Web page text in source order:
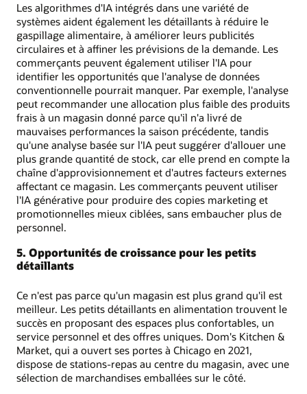
Les algorithmes d'IA intégrés dans une variété de
systèmes aident également les détaillants à réduire le
gaspillage alimentaire, à améliorer leurs publicités
circulaires et à affiner les prévisions de la demande. Les
commerçants peuvent également utiliser l'IA pour
identifier les opportunités que l'analyse de données
conventionnelle pourrait manquer. Par exemple, l'analyse
peut recommander une allocation plus faible des produits
frais à un magasin donné parce qu'il n'a livré de
mauvaises performances la saison précédente, tandis
qu'une analyse basée sur l'IA peut suggérer d'allouer une
plus grande quantité de stock, car elle prend en compte la
chaîne d'approvisionnement et d'autres facteurs externes
affectant ce magasin. Les commerçants peuvent utiliser
l'IA générative pour produire des copies marketing et
promotionnelles mieux ciblées, sans embaucher plus de
personnel.
5. Opportunités de croissance pour les petits
détaillants
Ce n'est pas parce qu'un magasin est plus grand qu'il est
meilleur. Les petits détaillants en alimentation trouvent le
succès en proposant des espaces plus confortables, un
service personnel et des offres uniques. Dom's Kitchen &
Market, qui a ouvert ses portes à Chicago en 2021,
dispose de stations-repas au centre du magasin, avec une
sélection de marchandises emballées sur le côté.